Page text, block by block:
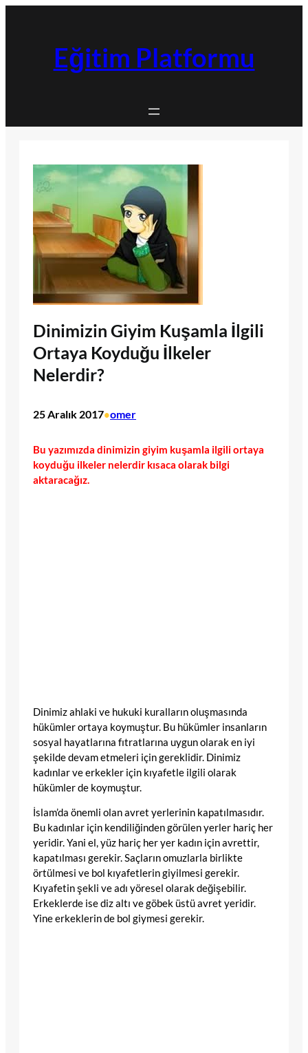
Eğitim Platformu
Dinimizin Giyim Kuşamla İlgili
Ortaya Koyduğu İlkeler
Nelerdir?
25 Aralık 2017•omer
Bu yazımızda dinimizin giyim kuşamla ilgili ortaya
koyduğu ilkeler nelerdir kısaca olarak bilgi
aktaracağız.
Dinimiz ahlaki ve hukuki kuralların oluşmasında
hükümler ortaya koymuştur. Bu hükümler insanların
sosyal hayatlarına fıtratlarına uygun olarak en iyi
şekilde devam etmeleri için gereklidir. Dinimiz
kadınlar ve erkekler için kıyafetle ilgili olarak
hükümler de koymuştur.
İslam’da önemli olan avret yerlerinin kapatılmasıdır.
Bu kadınlar için kendiliğinden görülen yerler hariç her
yeridir. Yani el, yüz hariç her yer kadın için avrettir,
kapatılması gerekir. Saçların omuzlarla birlikte
örtülmesi ve bol kıyafetlerin giyilmesi gerekir.
Kıyafetin şekli ve adı yöresel olarak değişebilir.
Erkeklerde ise diz altı ve göbek üstü avret yeridir.
Yine erkeklerin de bol giymesi gerekir.